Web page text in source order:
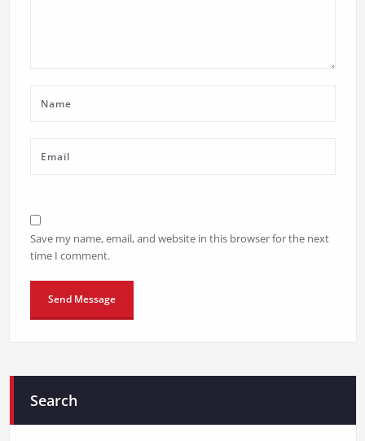
Save my name, email, and website in this browser for the next
time I comment.
Search